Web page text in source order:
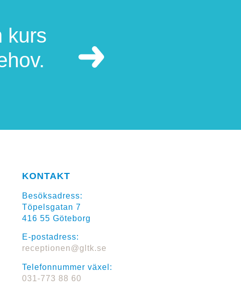
kurs
KONTAKT
Besöksadress:
Töpelsgatan 7
416 55 Göteborg
E-postadress:
receptionen@gltk.se
Telefonnummer växel:
031-773 88 60